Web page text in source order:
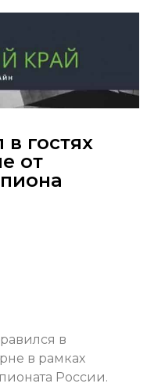
гостях
от
в
в рамках
России.